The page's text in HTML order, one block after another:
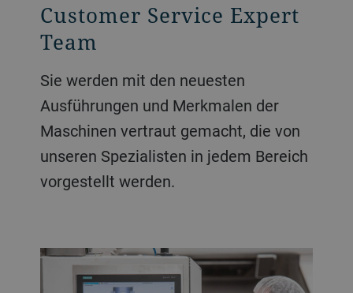
Customer Service Expert
Team
Sie werden mit den neuesten
Ausführungen und Merkmalen der
Maschinen vertraut gemacht, die von
unseren Spezialisten in jedem Bereich
vorgestellt werden.